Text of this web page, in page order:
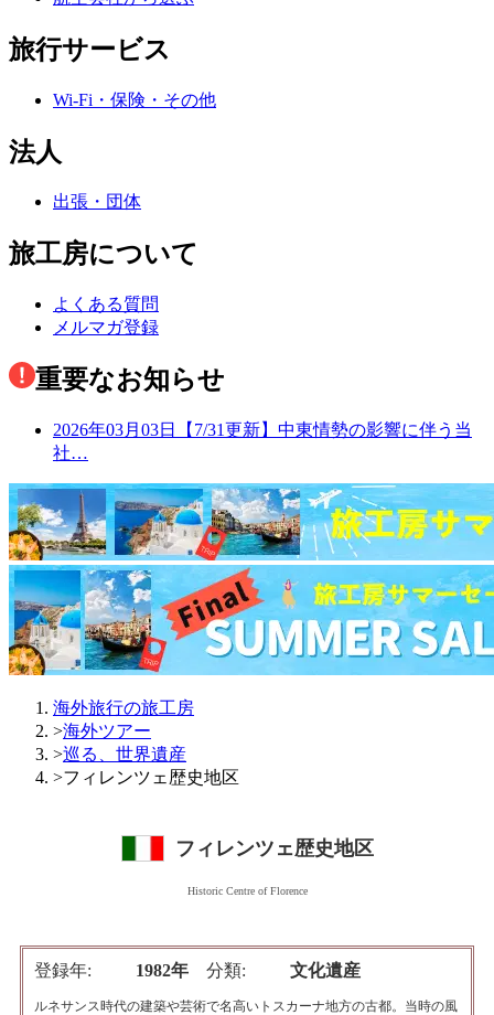
旅行サービス
Wi-Fi・保険・その他
法人
出張・団体
旅工房について
よくある質問
メルマガ登録
重要なお知らせ
2026年03月03日
【7/31更新】中東情勢の影響に伴う当
社…
海外旅行の旅工房
>海外ツアー
>巡る、世界遺産
>フィレンツェ歴史地区
フィレンツェ歴史地区
Historic Centre of Florence
登録年 1982年 分類 文化遺産
ルネサンス時代の建築や芸術で名高いトスカーナ地方の古都。当時の風